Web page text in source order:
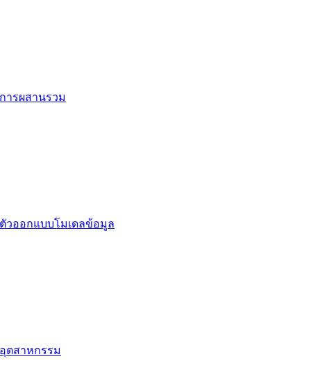
การผสานรวม
ตัวออกแบบโมเดลข้อมูล
อุตสาหกรรม